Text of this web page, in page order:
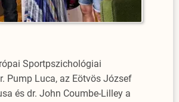
Sportpszichológiai
Pump Luca, az Eötvös József
és dr. John Coumbe-Lilley a